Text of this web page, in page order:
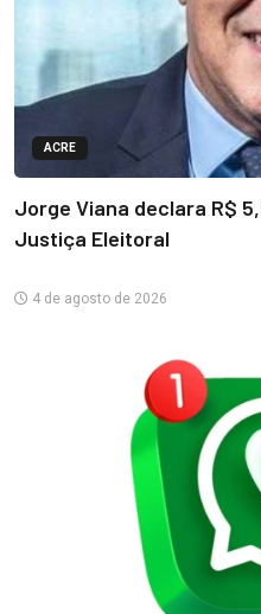
ACRE
Jorge Viana declara R$
Justiça Eleitoral
4 de agosto de 2026